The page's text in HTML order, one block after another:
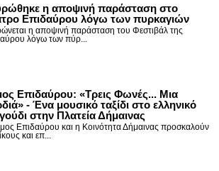
η αποψινή παράσταση στο
Επιδαύρου λόγω των πυρκαγιών
η αποψινή παράσταση του Φεστιβάλ της
λόγω των πύρ...
Επιδαύρου: «Τρεις Φωνές... Μια
- Ένα μουσικό ταξίδι στο ελληνικό
στην Πλατεία Δήμαινας
Επιδαύρου και η Κοινότητα Δήμαινας προσκαλούν
και επ...